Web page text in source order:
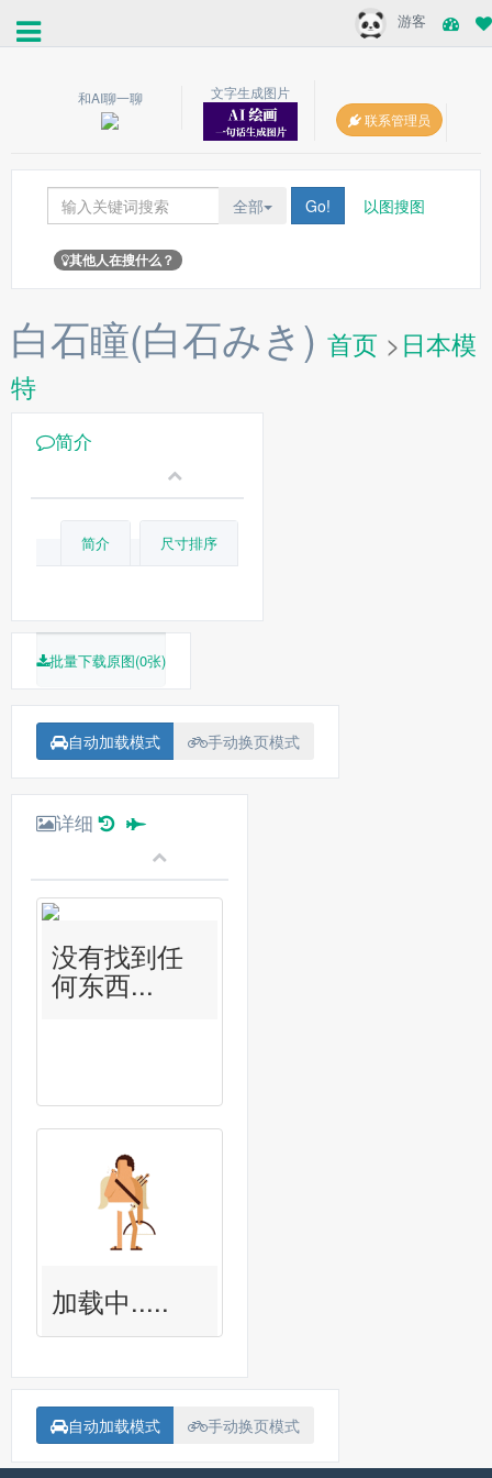
游客
和AI聊一聊
文字生成图片
联系管理员
全部 Go! 以图搜图
其他人在搜什么？
白石瞳(白石みき) 首页 >日本模
特
简介
简介 尺寸排序
批量下载原图(0张)
自动加载模式 手动换页模式
详细
没有找到任
何东西...
加载中.....
自动加载模式 手动换页模式